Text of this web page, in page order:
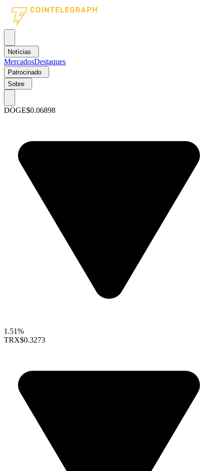
Notícias
MercadosDestaques
Patrocinado
Sobre
DOGE$0.06898
1.51%
TRX$0.3273